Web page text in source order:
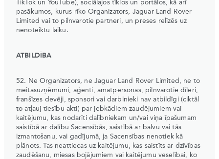
TikTok un YouTube), sociālajos tīklos un portālos, kā arī
pasākumos, kurus rīko Organizators, Jaguar Land Rover
Limited vai to pilnvarotie partneri, un preses relīzēs uz
nenoteiktu laiku.
ATBILDĪBA
52. Ne Organizators, ne Jaguar Land Rover Limited, ne to
meitasuzņēmumi, aģenti, amatpersonas, pilnvarotie dīleri,
franšīzes devēji, sponsori vai darbinieki nav atbildīgi (ciktāl
to atļauj tiesību akti) par jebkādiem zaudējumiem vai
kaitējumu, kas nodarīti dalībniekam un/vai viņa īpašumam
saistībā ar dalību Sacensībās, saistībā ar balvu vai tās
izmantošanu, vai gadījumā, ja Sacensības nenotiek kā
plānots. Tas neattiecas uz kaitējumu, kas saistīts ar dzīvības
zaudēšanu, miesas bojājumiem vai kaitējumu veselībai, ko